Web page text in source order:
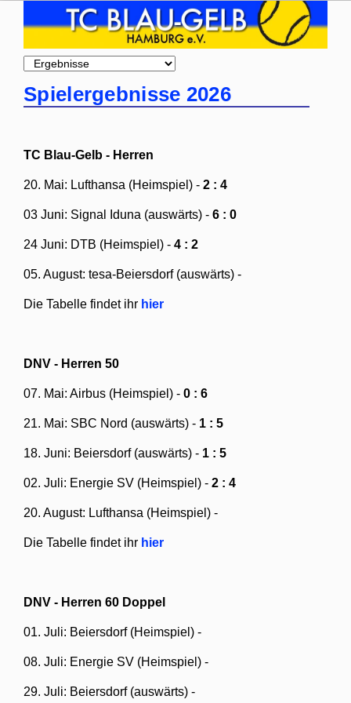
Zielseite
Spielergebnisse 2026
TC Blau-Gelb - Herren
20. Mai: Lufthansa (Heimspiel) - 2 : 4
03 Juni: Signal Iduna (auswärts) - 6 : 0
24 Juni: DTB (Heimspiel) - 4 : 2
05. August: tesa-Beiersdorf (auswärts) -
Die Tabelle findet ihr hier
DNV - Herren 50
07. Mai: Airbus (Heimspiel) - 0 : 6
21. Mai: SBC Nord (auswärts) - 1 : 5
18. Juni: Beiersdorf (auswärts) - 1 : 5
02. Juli: Energie SV (Heimspiel) - 2 : 4
20. August: Lufthansa (Heimspiel) -
Die Tabelle findet ihr hier
DNV - Herren 60 Doppel
01. Juli: Beiersdorf (Heimspiel) -
08. Juli: Energie SV (Heimspiel) -
29. Juli: Beiersdorf (auswärts) -